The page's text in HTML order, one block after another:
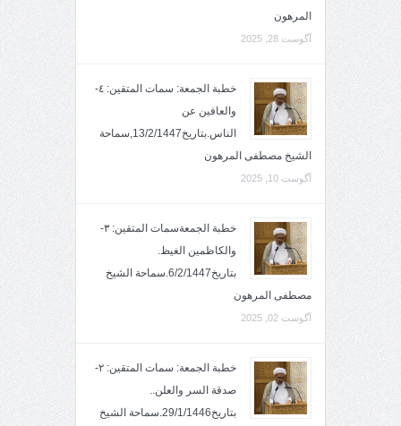
المرهون
آگوست 28, 2025
خطبة الجمعة: سمات المتقين: ٤-
والعافين عن
الناس.بتاريخ13/2/1447,سماحة
الشيخ مصطفى المرهون
آگوست 10, 2025
خطبة الجمعةسمات المتقين: ٣-
والكاظمين الغيظ.
بتاريخ6/2/1447.سماحة الشيخ
مصطفى المرهون
آگوست 02, 2025
خطبة الجمعة: سمات المتقين: ٢-
صدقة السر والعلن..
بتاريخ29/1/1446.سماحة الشيخ